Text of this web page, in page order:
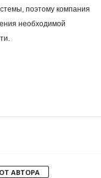
поэтому компания
необходимой
АВТОРА